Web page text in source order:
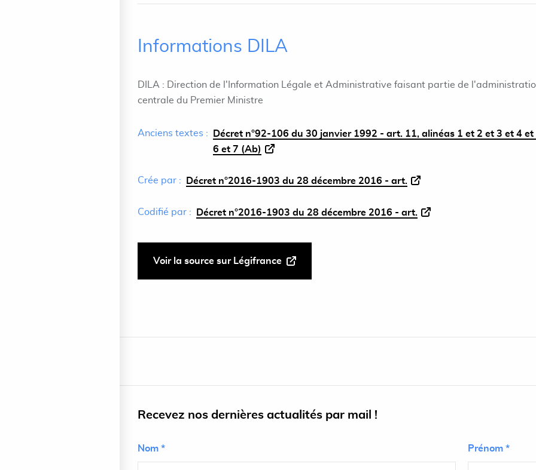
Informations DILA
DILA : Direction de l'Information Légale et Administrative faisant partie de
centrale du Premier Ministre
Anciens textes :
Décret n°92-106 du 30 janvier 1992 - art. 11, alinéas 1 et 2 et 3 et 4 et
6 et 7 (Ab)
Crée par : Décret n°2016-1903 du 28 décembre 2016 - art.
Codifié par : Décret n°2016-1903 du 28 décembre 2016 - art.
Voir la source sur Légifrance
Recevez nos dernières actualités par mail !
Nom * Prénom *